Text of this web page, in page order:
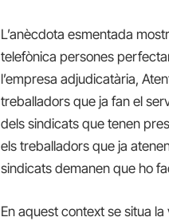
L’anècdota esmentada
telefònica persones
l’empresa adjudicatària,
treballadors que ja fan el
dels sindicats que tenen
els treballadors que ja
sindicats demanen que ho
En aquest context se situa